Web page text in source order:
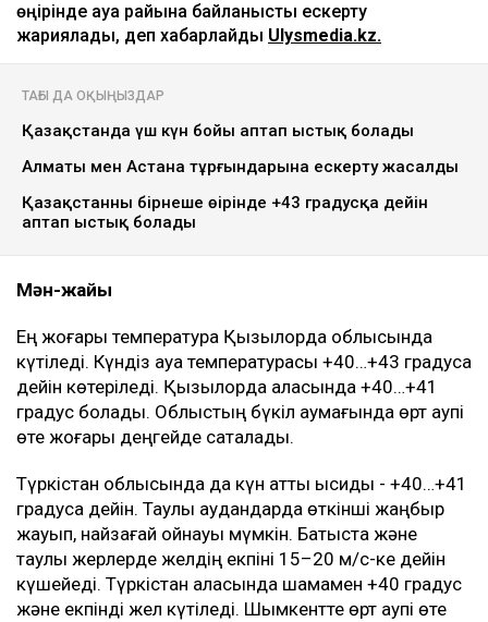
өңірінде ауа райына байланысты ескерту
жариялады, деп хабарлайды Ulysmedia.kz.
ТАҒЫ ДА ОҚЫҢЫЗДАР
Қазақстанда үш күн бойы аптап ыстық болады
Алматы мен Астана тұрғындарына ескерту жасалды
Қазақстанның бірнеше өңірінде +43 градусқа дейін
аптап ыстық болады
Мән-жайы
Ең жоғары температура Қызылорда облысында
күтіледі. Күндіз ауа температурасы +40…+43 градусқа
дейін көтеріледі. Қызылорда қаласында +40…+41
градус болады. Облыстың бүкіл аумағында өрт қаупі
өте жоғары деңгейде сақталады.
Түркістан облысында да күн қатты ысиды - +40…+41
градусқа дейін. Таулы аудандарда өткінші жаңбыр
жауып, найзағай ойнауы мүмкін. Батыста және
таулы жерлерде желдің екпіні 15–20 м/с-ке дейін
күшейеді. Түркістан қаласында шамамен +40 градус
және екпінді жел күтіледі. Шымкентте өрт қаупі өте